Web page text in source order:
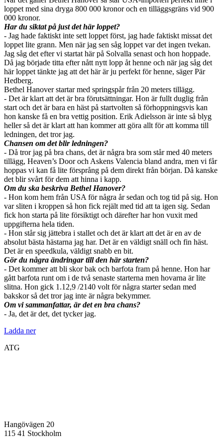
loppet med sina dryga 800 000 kronor och en tilläggsgräns vid 900
000 kronor.
Har du siktat på just det här loppet?
- Jag hade faktiskt inte sett loppet först, jag hade faktiskt missat det
loppet lite grann. Men när jag sen såg loppet var det ingen tvekan.
Jag såg det efter vi startat här på Solvalla senast och hon hoppade.
Då jag började titta efter nått nytt lopp åt henne och när jag såg det
här loppet tänkte jag att det här är ju perfekt för henne, säger Pär
Hedberg.
Bethel Hanover startar med springspår från 20 meters tillägg.
- Det är klart att det är bra förutsättningar. Hon är fullt duglig från
start och det är bara en häst på startvolten så förhoppningsvis kan
hon kanske få en bra vettig position. Erik Adielsson är inte så blyg
heller så det är klart att han kommer att göra allt för att komma till
ledningen, det tror jag.
Chansen om det blir ledningen?
- Då tror jag på bra chans, det är några bra som står med 40 meters
tillägg, Heaven’s Door och Askens Valencia bland andra, men vi får
hoppas vi kan få lite försprång på dem direkt från början. Då kanske
det blir svårt för dem att hinna i kapp.
Om du ska beskriva Bethel Hanover?
- Hon kom hem från USA för några år sedan och tog tid på sig. Hon
var sliten i kroppen så hon fick rejält med tid att ta igen sig. Sedan
fick hon starta på lite försiktigt och därefter har hon vuxit med
uppgifterna hela tiden.
- Hon står sig jättebra i stallet och det är klart att det är en av de
absolut bästa hästarna jag har. Det är en väldigt snäll och fin häst.
Det är en speedkula, väldigt snabb en bit.
Gör du några ändringar till den här starten?
- Det kommer att bli skor bak och barfota fram på henne. Hon har
gått barfota runt om i de två senaste starterna men hovarna är lite
slitna. Hon gick 1.12,9 /2140 volt för några starter sedan med
bakskor så det tror jag inte är några bekymmer.
Om vi sammanfattar, är det en bra chans?
- Ja, det är det, det tycker jag.
Ladda ner
ATG
Hangövägen 20
115 41 Stockholm